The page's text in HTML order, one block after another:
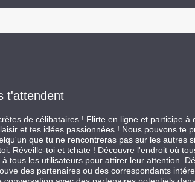
t'attendent
de célibataires ! Flirte en ligne et participe à
et tes idées passionnées ! Nous pouvons te
que tu ne rencontreras pas sur les autres
Réveille-toi et tchate ! Découvre l'endroit où
tous les utilisateurs pour attirer leur attention.
des partenaires ou des correspondants